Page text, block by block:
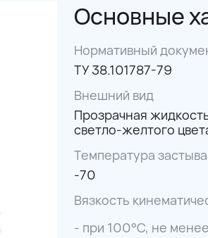
Основные
Нормативный
ТУ 38.101787-79
Внешний вид
Прозрачная
светло-желтого
Температура
-70
Вязкость
- при 100°С, не менее